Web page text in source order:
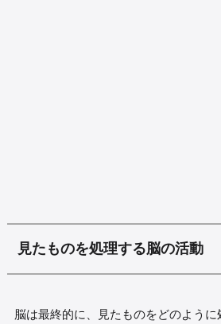
見たものを処理する脳の活動
脳は最終的に、見たものをどのように